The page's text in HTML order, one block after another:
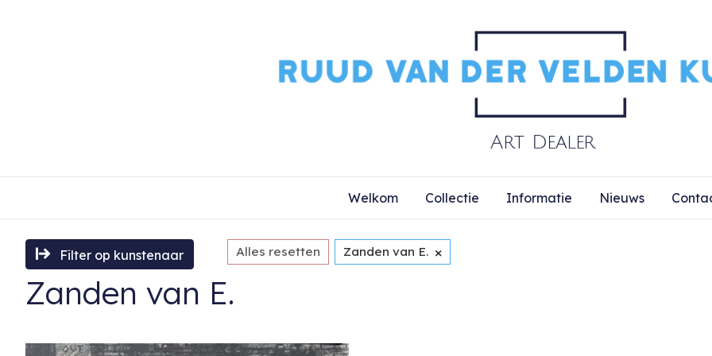
Welkom Collectie Informatie Nieuws
Filter op kunstenaar Alles resetten Zanden van E. ×
Zanden van E.